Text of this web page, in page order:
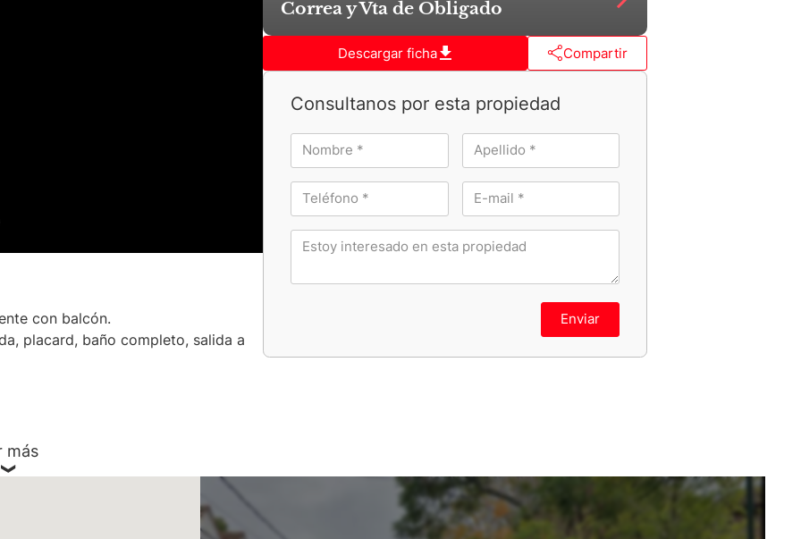
con balcón.
placard, baño completo, salida a
más
Correa y Vta de Obligado
Descargar ficha Compartir
Consultanos por esta propiedad
Enviar